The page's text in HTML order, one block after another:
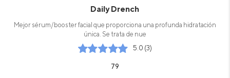
Daily Drench
Mejor sérum/booster facial que proporciona una profunda hidratación
única. Se trata de nue
5.0 (3)
79